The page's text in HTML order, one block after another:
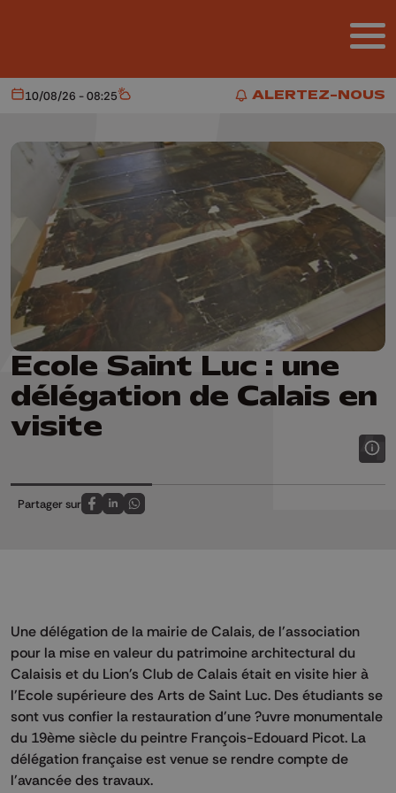
ALERTEZ-NOUS
ALERTEZ-NOUS
Aujourd'hui
10/08/26 - 08:25 Météo
Ecole Saint Luc : une
délégation de Calais en
visite
Partager sur
Partagez sur FaceBook
Partagez sur LinkedIn
Partagez sur Whatsapp
Une délégation de la mairie de Calais, de l'association
pour la mise en valeur du patrimoine architectural du
Calaisis et du Lion's Club de Calais était en visite hier à
l'Ecole supérieure des Arts de Saint Luc. Des étudiants se
sont vus confier la restauration d'une ?uvre monumentale
du 19ème siècle du peintre François-Edouard Picot. La
délégation française est venue se rendre compte de
l'avancée des travaux.